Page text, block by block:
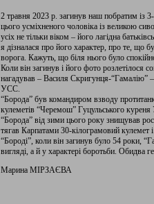
2 травня 2023 р. загинув наш побратим
цього усміхненого чоловіка із великою
усіх не тільки віком – його лагідна
я дізналася про його характер, про те, що
ворога. Кажуть, що біля нього було
Коли він загинув і його фото розлетілося
нагадував – Василя Скригунця-“Гамалію”
УСС.
“Борода” був командиром взводу
кулеметів “Черемош” Гуцульського
“Борода” від зими цього року знищував
тягав Карпатами 30-кілограмовий кулемет
“Бороді”, коли він загинув було 54 роки,
вигляді, а й у характері боротьби. Обидва
Марина МІРЗАЄВА